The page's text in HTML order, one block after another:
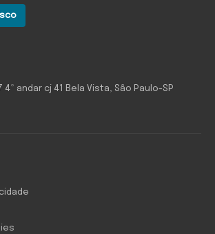
4º andar cj 41 Bela Vista, São Paulo-SP